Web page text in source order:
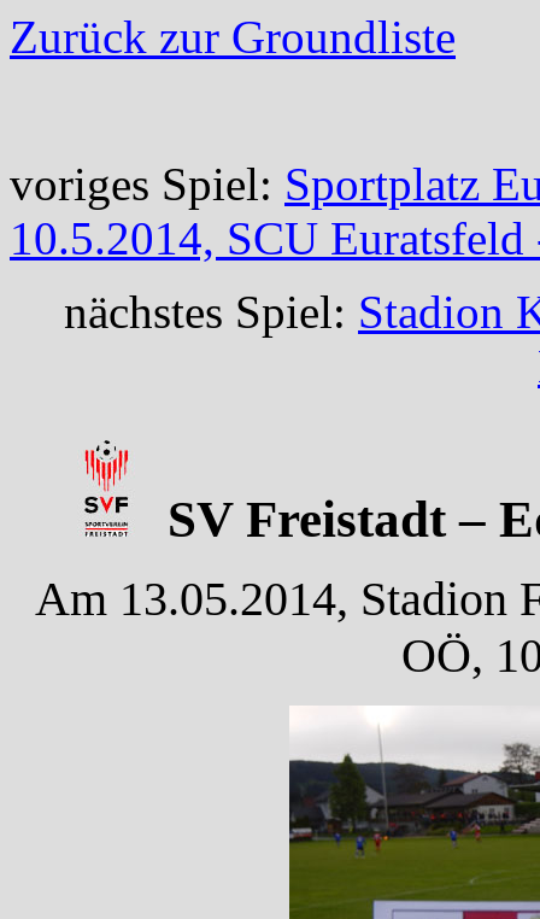
Zurück zur Groundliste
voriges Spiel: Sportplatz
10.5.2014, SCU
nächstes Spiel: Stadion
SV Freistadt –
Am 13.05.2014, Stadion
OÖ,